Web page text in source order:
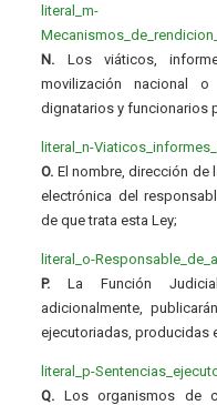
literal_m-
N. Los viáticos,
movilización nacional o
dignatarios y funcionarios
literal_n-
O. El nombre, dirección de
electrónica del
de que trata esta Ley;
literal_o-
P. La Función
adicionalmente,
ejecutoriadas, producidas
literal_p-
Q. Los organismos de